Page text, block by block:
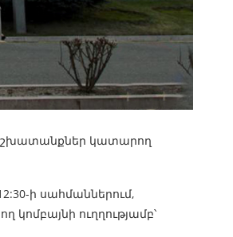
կատարող
ի սահմաններում,
ուղղությամբ՝